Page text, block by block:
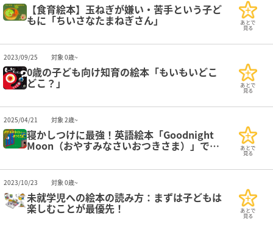
【食育絵本】玉ねぎが嫌い・苦手という子ど
もに「ちいさなたまねぎさん」 あとで
見る
2023/09/25 対象 0歳~
0歳の子ども向け知育の絵本「もいもいどこ
どこ？」 あとで
見る
2025/04/21 対象 2歳~
寝かしつけに最強！英語絵本「Goodnight
Moon（おやすみなさいおつきさま）」で心 あとで
見る
2023/10/23 対象 0歳~
未就学児への絵本の読み方：まずは子どもは
楽しむことが最優先！ あとで
見る